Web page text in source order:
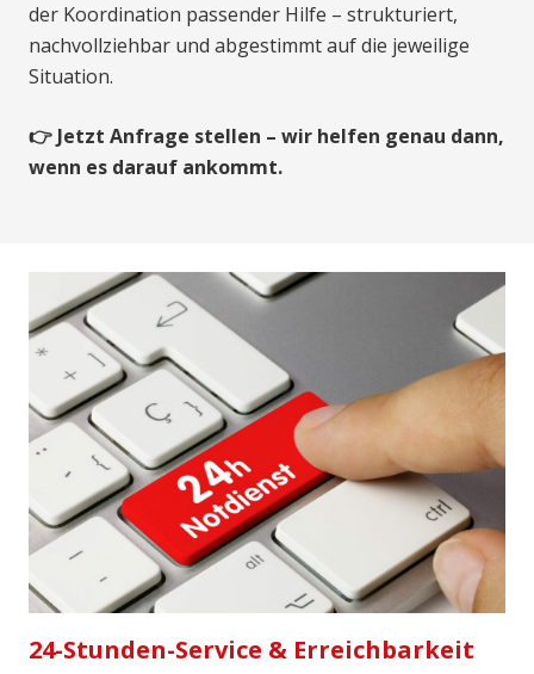
der Koordination passender Hilfe – strukturiert,
nachvollziehbar und abgestimmt auf die jeweilige
Situation.
👉 Jetzt Anfrage stellen – wir helfen genau dann,
wenn es darauf ankommt.
24-Stunden-Service & Erreichbarkeit